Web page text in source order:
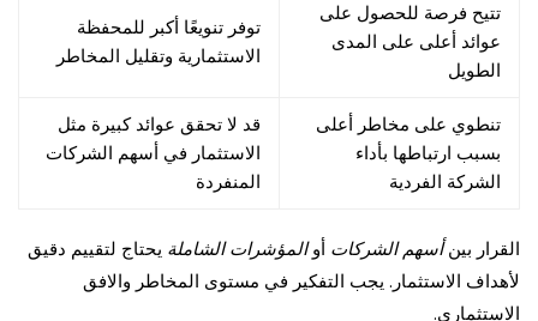
تتيح فرصة للحصول على
عوائد أعلى على المدى
الطويل
توفر تنويعًا أكبر للمحفظة
الاستثمارية وتقليل المخاطر
تنطوي على مخاطر أعلى
بسبب ارتباطها بأداء
الشركة الفردية
قد لا تحقق عوائد كبيرة مثل
الاستثمار في أسهم الشركات
المنفردة
القرار بينأسهم الشركات أوالمؤشرات الشاملة يحتاج لتقييم دقيق
لأهداف الاستثمار. يجب التفكير في مستوى المخاطر والافق
الاستثماري.